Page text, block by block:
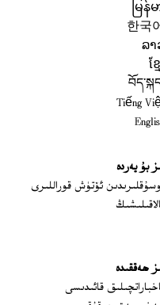
မြန်
한국
ລາ
ខ្ម
Tiếng
بۇ يەردە
ئۆتۈش قوراللىرى
ھەققىدە
قائىدىسى